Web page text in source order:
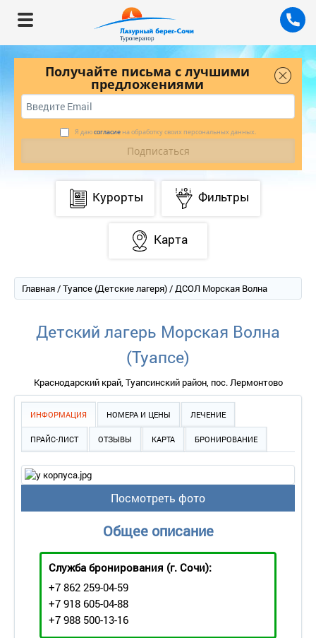
Получайте письма с лучшими
предложениями
Я даюсогласие на обработку своих персональных данных.
Курорты Фильтры
Карта
Главная/Туапсе (Детские лагеря)/ ДСОЛ Морская Волна
Детский лагерь Морская Волна
(Туапсе)
Краснодарский край, Туапсинский район, пос. Лермонтово
ИНФОРМАЦИЯ НОМЕРА И ЦЕНЫ ЛЕЧЕНИЕ
ПРАЙС-ЛИСТ ОТЗЫВЫ КАРТА БРОНИРОВАНИЕ
Посмотреть фото
Общее описание
Служба бронирования (г. Сочи):
+7 862 259-04-59
+7 918 605-04-88
+7 988 500-13-16